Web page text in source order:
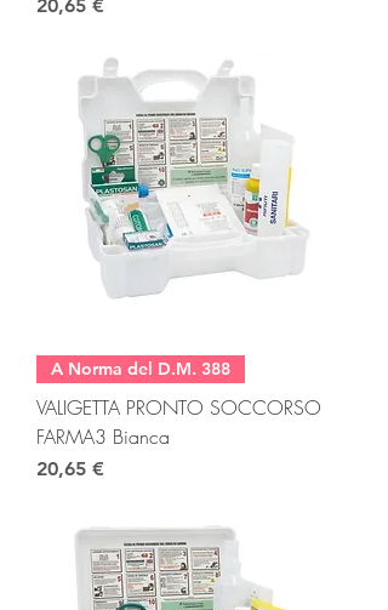
20,65 €
A Norma del D.M. 388
VALIGETTA PRONTO SOCCORSO
FARMA3 Bianca
Prezzo
20,65 €